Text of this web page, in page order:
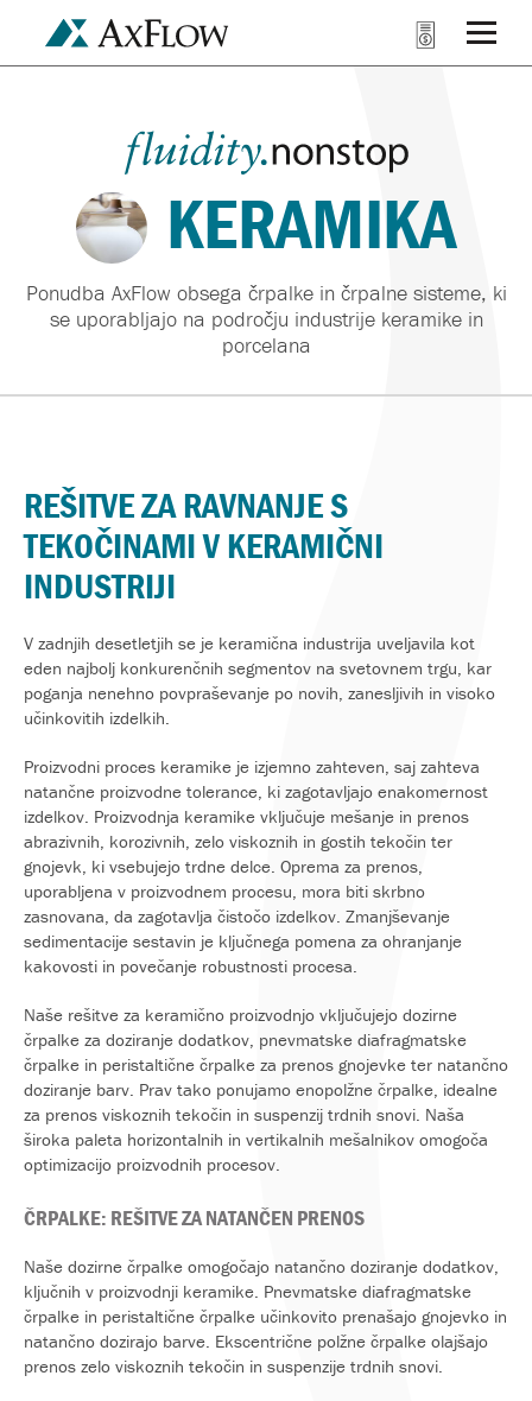
KERAMIKA
Ponudba AxFlow obsega črpalke in črpalne sisteme, ki
se uporabljajo na področju industrije keramike in
porcelana
REŠITVE ZA RAVNANJE S
TEKOČINAMI V KERAMIČNI
INDUSTRIJI
V zadnjih desetletjih se je keramična industrija uveljavila kot
eden najbolj konkurenčnih segmentov na svetovnem trgu, kar
poganja nenehno povpraševanje po novih, zanesljivih in visoko
učinkovitih izdelkih.
Proizvodni proces keramike je izjemno zahteven, saj zahteva
natančne proizvodne tolerance, ki zagotavljajo enakomernost
izdelkov. Proizvodnja keramike vključuje mešanje in prenos
abrazivnih, korozivnih, zelo viskoznih in gostih tekočin ter
gnojevk, ki vsebujejo trdne delce. Oprema za prenos,
uporabljena v proizvodnem procesu, mora biti skrbno
zasnovana, da zagotavlja čistočo izdelkov. Zmanjševanje
sedimentacije sestavin je ključnega pomena za ohranjanje
kakovosti in povečanje robustnosti procesa.
Naše rešitve za keramično proizvodnjo vključujejo dozirne
črpalke za doziranje dodatkov, pnevmatske diafragmatske
črpalke in peristaltične črpalke za prenos gnojevke ter natančno
doziranje barv. Prav tako ponujamo enopolžne črpalke, idealne
za prenos viskoznih tekočin in suspenzij trdnih snovi. Naša
široka paleta horizontalnih in vertikalnih mešalnikov omogoča
optimizacijo proizvodnih procesov.
ČRPALKE: REŠITVE ZA NATANČEN PRENOS
Naše dozirne črpalke omogočajo natančno doziranje dodatkov,
ključnih v proizvodnji keramike. Pnevmatske diafragmatske
črpalke in peristaltične črpalke učinkovito prenašajo gnojevko in
natančno dozirajo barve. Ekscentrične polžne črpalke olajšajo
prenos zelo viskoznih tekočin in suspenzije trdnih snovi.